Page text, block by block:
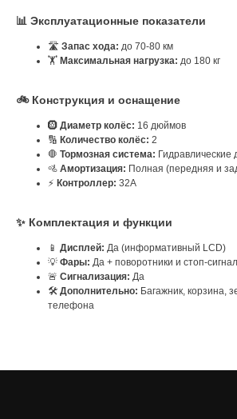
📊 Эксплуатационные показатели
🛣️ Запас хода: до 70-80 км
🏋️ Максимальная нагрузка: до 180 кг
🚲 Конструкция и оснащение
🛞 Диаметр колёс: 16 дюймов
🔢 Количество колёс: 2
🛑 Тормозная система: Гидравлические
🚵 Амортизация: Полная (передняя и
⚡ Контроллер: 32А
✨ Комплектация и функции
📱 Дисплей: Да (информативный LCD)
💡 Фары: Да + поворотники и стоп-
🚨 Сигнализация: Да
🛠️ Дополнительно: Багажник, корзина,
телефона